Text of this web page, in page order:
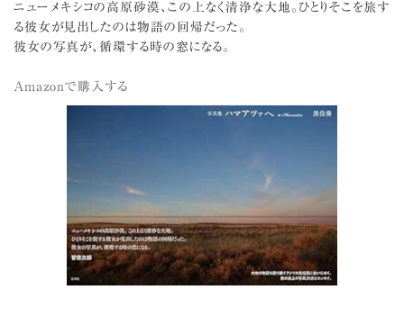
ニューメキシコの高原砂漠、この上なく清浄な大地。ひとりそこを旅す
る彼女が見出したのは物語の回帰だった。
彼女の写真が、循環する時の窓になる。
Amazonで購入する